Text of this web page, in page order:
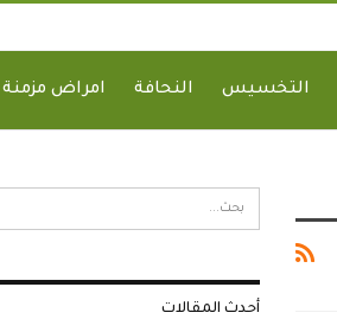
التخسيس النحافة امراض مزمنة
أحدث المقالات